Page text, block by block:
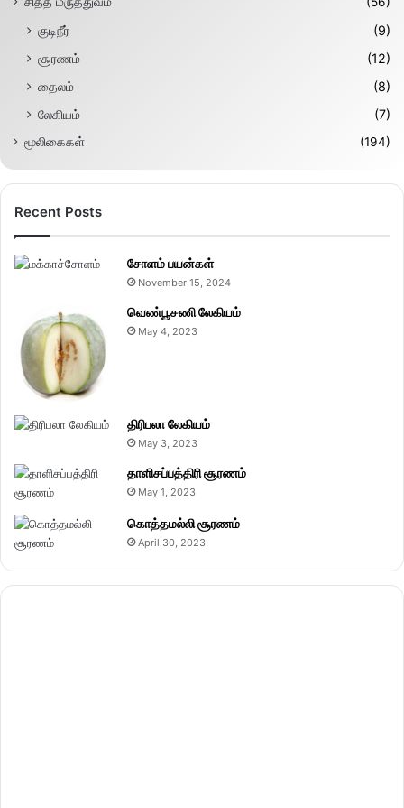
குடிநீர்
(9)
சூரணம்
(12)
தைலம்
(8)
லேகியம்
(7)
மூலிகைகள் (194)
Recent Posts
சோளம் பயன்கள்
November 15, 2024
வெண்பூசணி லேகியம்
May 4, 2023
திரிபலா லேகியம்
May 3, 2023
தாளிசப்பத்திரி சூரணம்
May 1, 2023
கொத்தமல்லி சூரணம்
April 30, 2023